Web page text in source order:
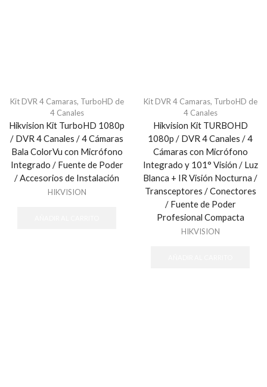
Kit DVR 4 Camaras, TurboHD de
4 Canales
Hikvision Kit TurboHD 1080p
/ DVR 4 Canales / 4 Cámaras
Bala ColorVu con Micrófono
Integrado / Fuente de Poder
/ Accesorios de Instalación
HIKVISION
Kit DVR 4 Camaras, TurboHD de
4 Canales
Hikvision Kit TURBOHD
1080p / DVR 4 Canales / 4
Cámaras con Micrófono
Integrado y 101° Visión / Luz
Blanca + IR Visión Nocturna /
Transceptores / Conectores
/ Fuente de Poder
Profesional Compacta
HIKVISION